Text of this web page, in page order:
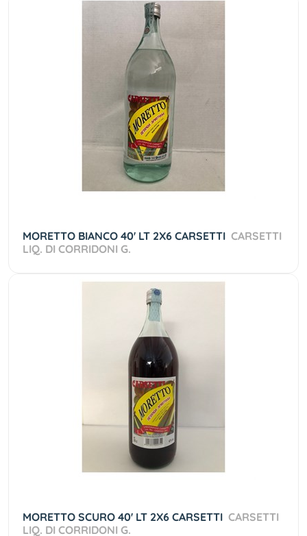
MORETTO BIANCO 40' LT 2X6 CARSETTI CARSETTI
LIQ. DI CORRIDONI G.
MORETTO SCURO 40' LT 2X6 CARSETTI CARSETTI
LIQ. DI CORRIDONI G.